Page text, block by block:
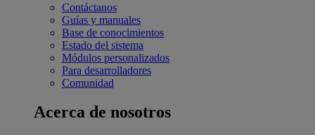
Contáctanos
Guías y manuales
Base de conocimientos
Estado del sistema
Módulos personalizados
Para desarrolladores
Comunidad
Acerca de nosotros